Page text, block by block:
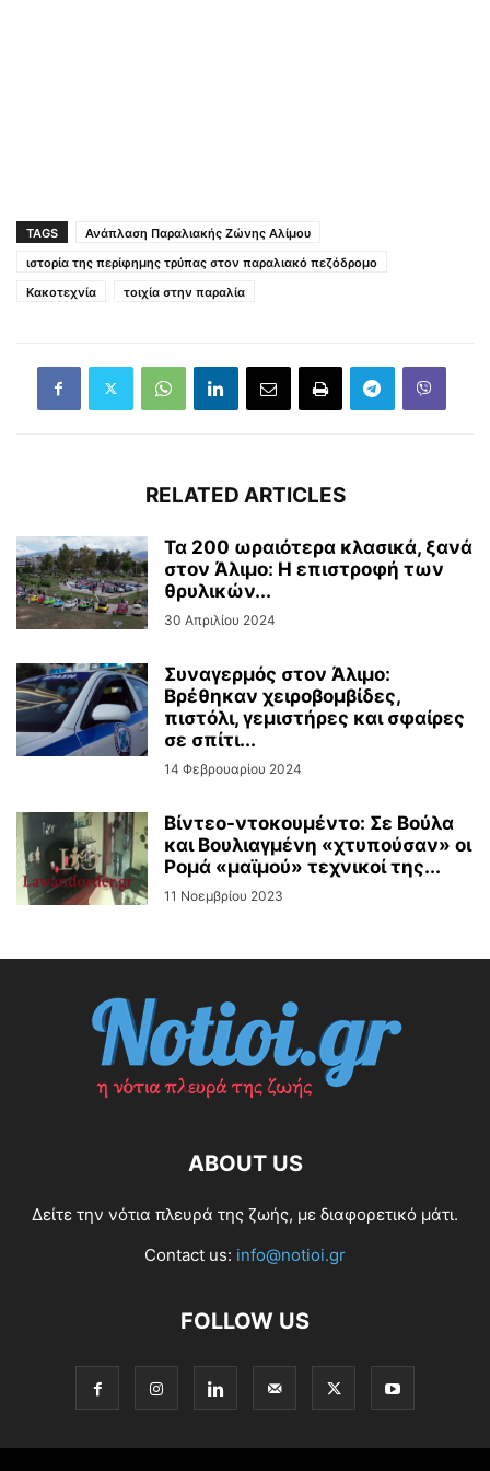
TAGS
Ανάπλαση Παραλιακής Ζώνης Αλίμου
ιστορία της περίφημης τρύπας στον παραλιακό πεζόδρομο
Κακοτεχνία
τοιχία στην παραλία
RELATED ARTICLES
Τα 200 ωραιότερα κλασικά, ξανά
στον Άλιμο: Η επιστροφή των
θρυλικών...
30 Απριλίου 2024
Συναγερμός στον Άλιμο:
Βρέθηκαν χειροβομβίδες,
πιστόλι, γεμιστήρες και σφαίρες
σε σπίτι...
14 Φεβρουαρίου 2024
Βίντεo-ντοκουμέντο: Σε Βούλα
και Βουλιαγμένη «χτυπούσαν» οι
Ρομά «μαϊμού» τεχνικοί της...
11 Νοεμβρίου 2023
ABOUT US
Δείτε την νότια πλευρά της ζωής, με διαφορετικό μάτι.
Contact us: info@notioi.gr
FOLLOW US